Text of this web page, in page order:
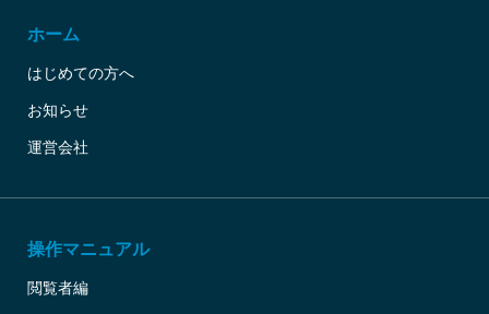
ホーム
はじめての方へ
お知らせ
運営会社
操作マニュアル
閲覧者編